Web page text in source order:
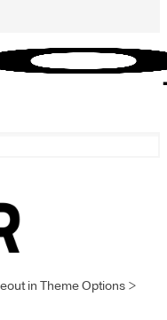
in Theme Options >